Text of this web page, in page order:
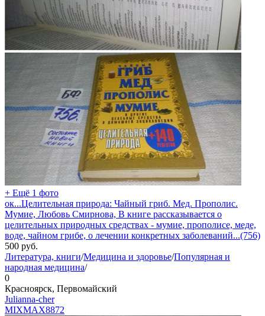
+ Ещё 1 фото
ок...Целительная природа: Чайный гриб. Мед. Прополис.
Мумие, Любовь Смирнова, В книге рассказывается о
целительных природных средствах - мумие, прополисе, меде,
воде, чайном грибе, о лечении конкретных заболеваний...(756)
500 руб.
Литература, книги/Медицина и здоровье/Популярная и
народная медицина/
0
Красноярск, Первомайский
Julianna-cher
MIXMAX8872